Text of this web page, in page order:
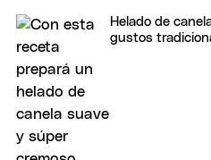
Helado de
gustos